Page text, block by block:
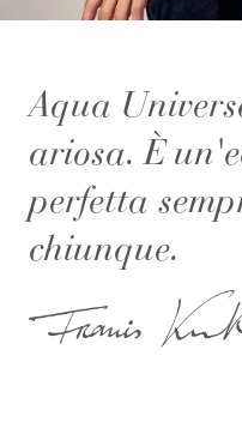
Aqua
ariosa. È
perfetta
chiunque.